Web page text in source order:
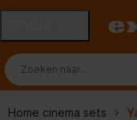
Home cinema sets